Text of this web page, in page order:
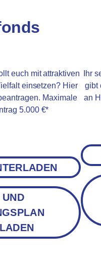
euch mit attraktiven
einsetzen? Hier
Maximale
5.000 €*
Ihr
gibt
an